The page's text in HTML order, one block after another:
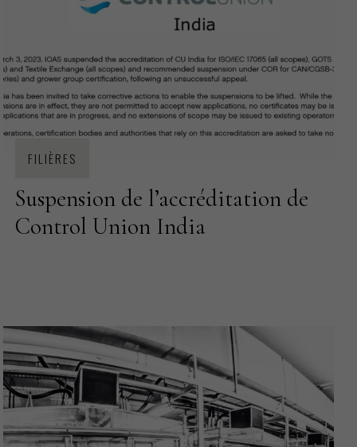
FILIÈRES
Suspension de l’accréditation de
Control Union India